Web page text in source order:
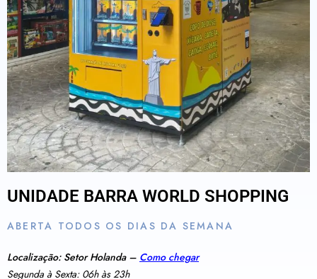
UNIDADE BARRA WORLD SHOPPING
ABERTA TODOS OS DIAS DA SEMANA
Localização: Setor Holanda – Como chegar
Segunda à Sexta: 06h às 23h